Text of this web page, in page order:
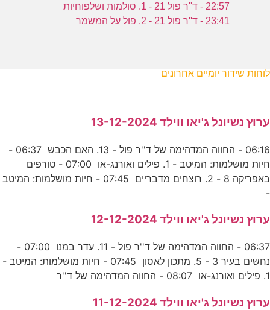
22:57 - ד''ר פול 21 - 1. סולמות ושלפוחיות
23:41 - ד''ר פול 21 - 2. פול על המשמר
לוחות שידור יומיים אחרונים
ערוץ נשיונל ג'יאו ווילד 13-12-2024
06:16 - החווה המדהימה של ד''ר פול - 13. האם הכבש 06:37 -
חיות מושלמות: המיטב - 1. פילים ואורנג-או 07:00 - טורפים
באפריקה 8 - 2. רוצחים מדבריים 07:45 - חיות מושלמות: המיטב
-
ערוץ נשיונל ג'יאו ווילד 12-12-2024
06:37 - החווה המדהימה של ד''ר פול - 11. עדר במנו 07:00 -
נחשים בעיר 3 - 5. מתכון לאסון 07:45 - חיות מושלמות: המיטב -
1. פילים ואורנג-או 08:07 - החווה המדהימה של ד''ר
ערוץ נשיונל ג'יאו ווילד 11-12-2024